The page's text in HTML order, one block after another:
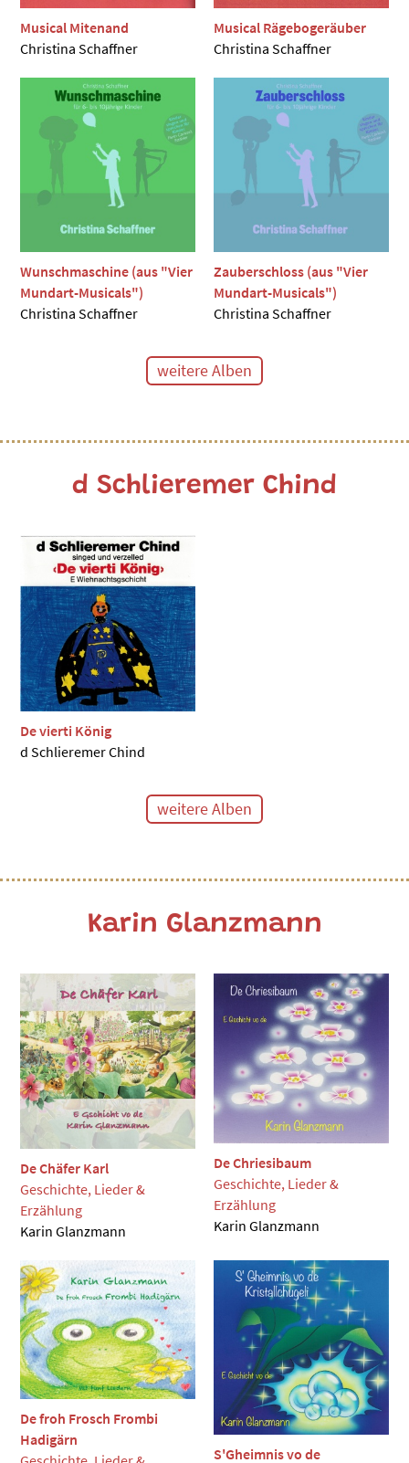
Musical Mitenand
Christina Schaffner
Musical Rägebogeräuber
Christina Schaffner
Wunschmaschine (aus "Vier
Mundart-Musicals")
Christina Schaffner
Zauberschloss (aus "Vier
Mundart-Musicals")
Christina Schaffner
weitere Alben
d Schlieremer Chind
De vierti König
d Schlieremer Chind
weitere Alben
Karin Glanzmann
De Chäfer Karl
Geschichte, Lieder &
Erzählung
Karin Glanzmann
De Chriesibaum
Geschichte, Lieder &
Erzählung
Karin Glanzmann
De froh Frosch Frombi
Hadigärn
S'Gheimnis vo de